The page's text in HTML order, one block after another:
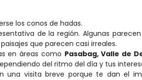
los conos de hadas.
de la región. Algunas
que parecen casi irreales.
en áreas como Pasabag, Valle de
del ritmo del día y tus
una visita breve porque te dan el